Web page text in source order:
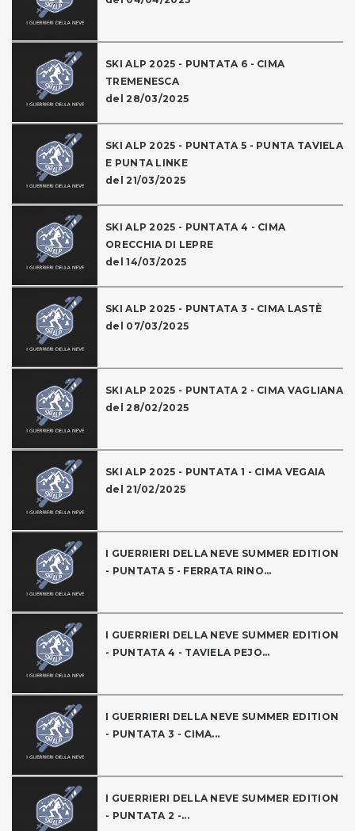
SKI ALP 2025 - PUNTATA 6 - CIMA
TREMENESCA
del 28/03/2025
SKI ALP 2025 - PUNTATA 5 - PUNTA TAVIELA
E PUNTA LINKE
del 21/03/2025
SKI ALP 2025 - PUNTATA 4 - CIMA
ORECCHIA DI LEPRE
del 14/03/2025
SKI ALP 2025 - PUNTATA 3 - CIMA LASTÈ
del 07/03/2025
SKI ALP 2025 - PUNTATA 2 - CIMA VAGLIANA
del 28/02/2025
SKI ALP 2025 - PUNTATA 1 - CIMA VEGAIA
del 21/02/2025
I GUERRIERI DELLA NEVE SUMMER EDITION
- PUNTATA 5 - FERRATA RINO...
I GUERRIERI DELLA NEVE SUMMER EDITION
- PUNTATA 4 - TAVIELA PEJO...
I GUERRIERI DELLA NEVE SUMMER EDITION
- PUNTATA 3 - CIMA...
I GUERRIERI DELLA NEVE SUMMER EDITION
- PUNTATA 2 -...